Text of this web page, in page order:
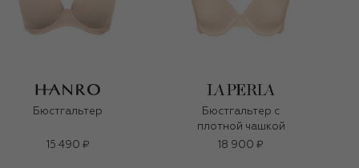
Бюстгальтер
15 490 ₽
Бюстгальтер с
плотной чашкой
18 900 ₽